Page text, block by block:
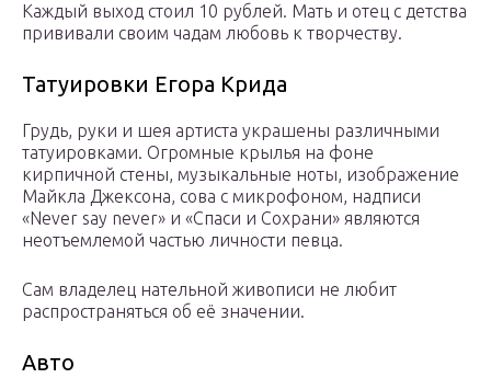
Каждый выход стоил 10 рублей. Мать и отец с детства
прививали своим чадам любовь к творчеству.
Татуировки Егора Крида
Грудь, руки и шея артиста украшены различными
татуировками. Огромные крылья на фоне
кирпичной стены, музыкальные ноты, изображение
Майкла Джексона, сова с микрофоном, надписи
«Never say never» и «Спаси и Сохрани» являются
неотъемлемой частью личности певца.
Сам владелец нательной живописи не любит
распространяться об её значении.
Авто